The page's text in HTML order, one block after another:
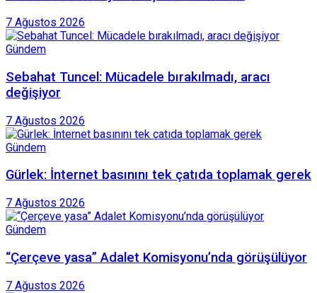
7 Ağustos 2026
Gündem
Sebahat Tuncel: Mücadele bırakılmadı, aracı
değişiyor
7 Ağustos 2026
Gündem
Gürlek: İnternet basınını tek çatıda toplamak gerek
7 Ağustos 2026
Gündem
“Çerçeve yasa” Adalet Komisyonu’nda görüşülüyor
7 Ağustos 2026